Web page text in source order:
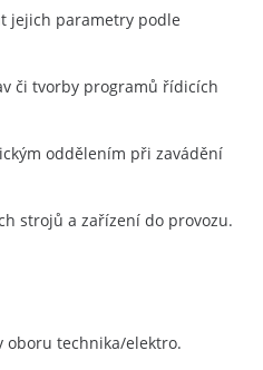
jejich parametry podle
či tvorby programů řídicích
oddělením při zavádění
strojů a zařízení do provozu.
oboru technika/elektro.